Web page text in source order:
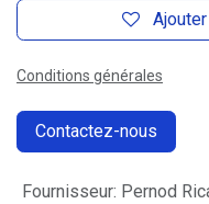
Conditions générales
Contactez-nous
Fournisseur: Pernod